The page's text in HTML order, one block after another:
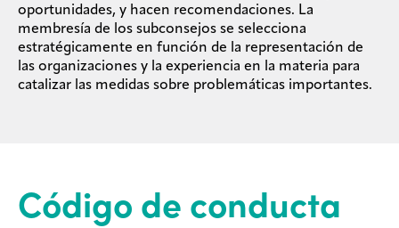
oportunidades, y hacen recomendaciones. La
membresía de los subconsejos se selecciona
estratégicamente en función de la representación de
las organizaciones y la experiencia en la materia para
catalizar las medidas sobre problemáticas importantes.
Código de conducta